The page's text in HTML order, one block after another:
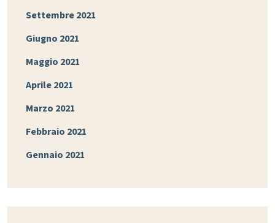
Settembre 2021
Giugno 2021
Maggio 2021
Aprile 2021
Marzo 2021
Febbraio 2021
Gennaio 2021